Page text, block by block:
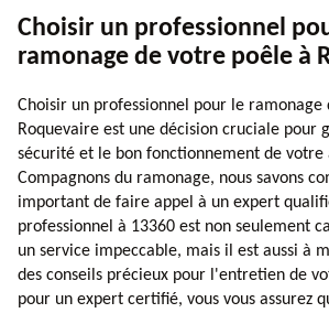
Choisir un professionnel
ramonage de votre poêle à
Choisir un professionnel pour le ramonage
Roquevaire est une décision cruciale pour
sécurité et le bon fonctionnement de votre
Compagnons du ramonage, nous savons
important de faire appel à un expert
professionnel à 13360 est non seulement
un service impeccable, mais il est aussi à
des conseils précieux pour l'entretien de
pour un expert certifié, vous vous assurez